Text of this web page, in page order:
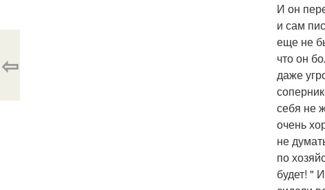
И он
и сам
еще не
что он
даже
себя не
очень
не
по
будет! "
⇦